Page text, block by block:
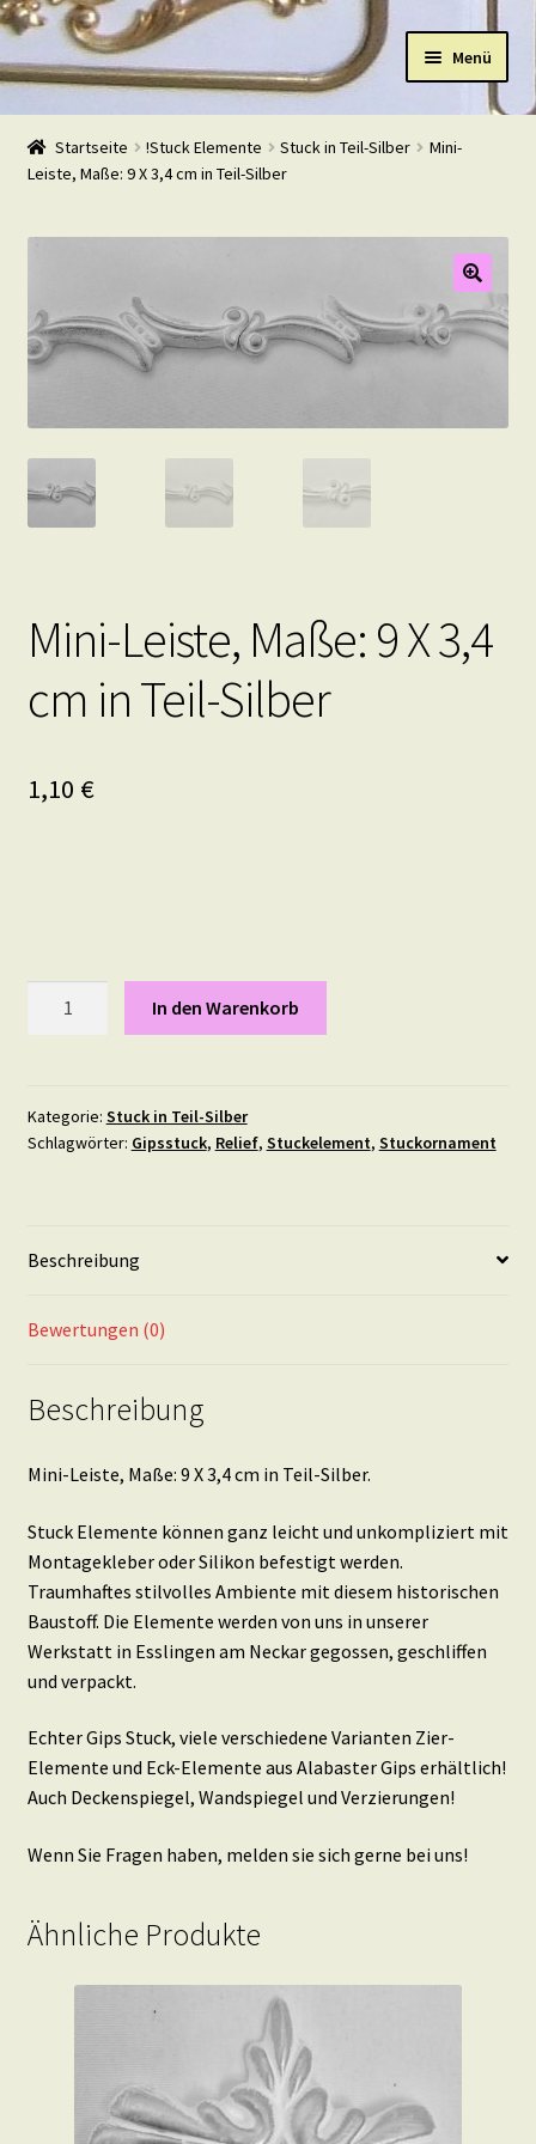
Navigation
Zum
Inhalt
Menü
Start
Shop
Warenkorb
Mein Konto
Kasse
Beispiele
Kontakt
Startseite !Stuck Elemente Stuck in Teil-Silber
Mini-
Leiste, Maße: 9 X 3,4 cm in Teil-Silber
Mini-Leiste, Maße: 9 X 3,4
cm in Teil-Silber
1,10 €
X
3,4
Silber
In den Warenkorb
Kategorie: Stuck in Teil-Silber
Schlagwörter: Gipsstuck, Relief, Stuckelement, Stuckornament
Beschreibung
Bewertungen (0)
Beschreibung
Mini-Leiste, Maße: 9 X 3,4 cm in Teil-Silber.
Stuck Elemente können ganz leicht und unkompliziert mit
Montagekleber oder Silikon befestigt werden.
Traumhaftes stilvolles Ambiente mit diesem historischen
Baustoff. Die Elemente werden von uns in unserer
Werkstatt in Esslingen am Neckar gegossen, geschliffen
und verpackt.
Echter Gips Stuck, viele verschiedene Varianten Zier-
Elemente und Eck-Elemente aus Alabaster Gips erhältlich!
Auch Deckenspiegel, Wandspiegel und Verzierungen!
Wenn Sie Fragen haben, melden sie sich gerne bei uns!
Ähnliche Produkte